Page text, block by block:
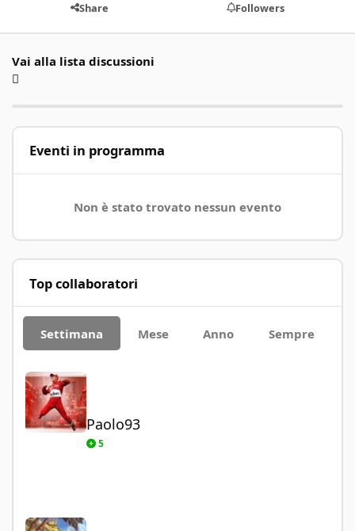
Share Followers
Vai alla lista discussioni
Eventi in programma
Non è stato trovato nessun evento
Top collaboratori
Settimana Mese Anno Sempre
Paolo93
Paolo93
5